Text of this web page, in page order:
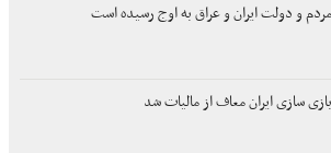
و دولت ایران و عراق به اوج رسیده است
سازی ایران معاف از مالیات شد